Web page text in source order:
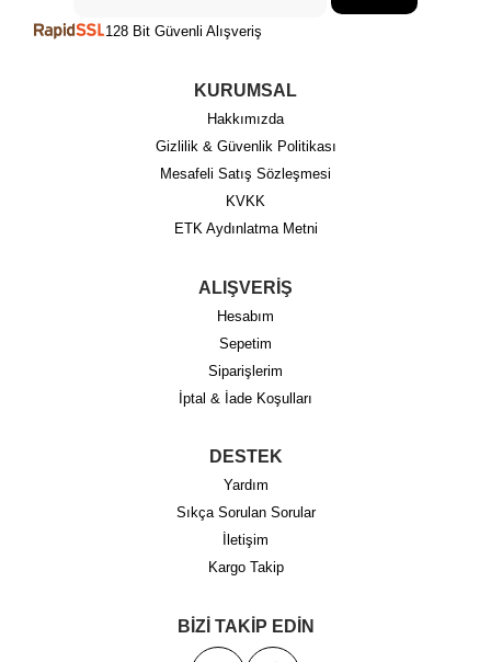
128 Bit Güvenli Alışveriş
KURUMSAL
Hakkımızda
Gizlilik & Güvenlik Politikası
Mesafeli Satış Sözleşmesi
KVKK
ETK Aydınlatma Metni
ALIŞVERİŞ
Hesabım
Sepetim
Siparişlerim
İptal & İade Koşulları
DESTEK
Yardım
Sıkça Sorulan Sorular
İletişim
Kargo Takip
BİZİ TAKİP EDİN